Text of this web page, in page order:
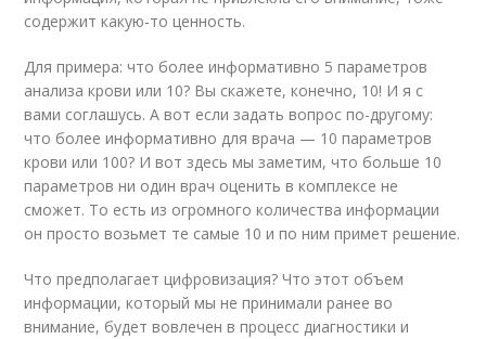
содержит какую-то ценность.
Для примера: что более информативно 5 параметров
анализа крови или 10? Вы скажете, конечно, 10! И я с
вами соглашусь. А вот если задать вопрос по-другому:
что более информативно для врача — 10 параметров
крови или 100? И вот здесь мы заметим, что больше 10
параметров ни один врач оценить в комплексе не
сможет. То есть из огромного количества информации
он просто возьмет те самые 10 и по ним примет решение.
Что предполагает цифровизация? Что этот объем
информации, который мы не принимали ранее во
внимание, будет вовлечен в процесс диагностики и